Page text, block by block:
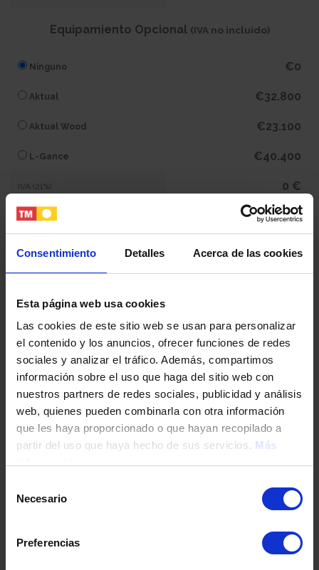
Consentimiento Detalles Acerca de las cookies
Esta página web usa cookies
Las cookies de este sitio web se usan para personalizar
el contenido y los anuncios, ofrecer funciones de redes
sociales y analizar el tráfico. Además, compartimos
información sobre el uso que haga del sitio web con
nuestros partners de redes sociales, publicidad y análisis
web, quienes pueden combinarla con otra información
que les haya proporcionado o que hayan recopilado a
partir del uso que haya hecho de sus servicios. Más
Necesario
Preferencias
Tu nombre y apellidos
Tu email
Tu teléfono
Fecha de nacimiento
Equipamiento Opcional (IVA no incluido)
Ninguno €0
Aktual €32.800
Aktual Wood €23.100
L-Gance €40.400
IVA (21%) 0 €
Subtotal 0 €
445.500 €